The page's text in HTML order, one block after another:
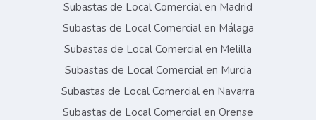
Subastas de Local Comercial en Madrid
Subastas de Local Comercial en Málaga
Subastas de Local Comercial en Melilla
Subastas de Local Comercial en Murcia
Subastas de Local Comercial en Navarra
Subastas de Local Comercial en Orense